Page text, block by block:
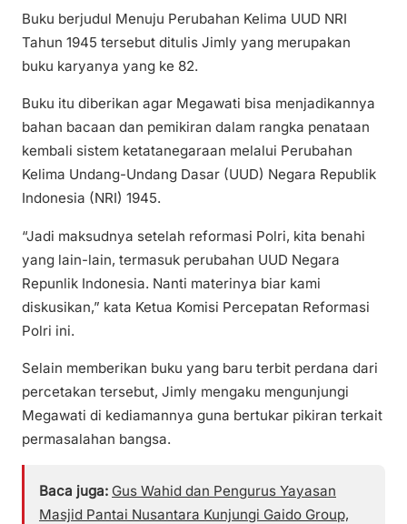
Buku berjudul Menuju Perubahan Kelima UUD NRI
Tahun 1945 tersebut ditulis Jimly yang merupakan
buku karyanya yang ke 82.
Buku itu diberikan agar Megawati bisa menjadikannya
bahan bacaan dan pemikiran dalam rangka penataan
kembali sistem ketatanegaraan melalui Perubahan
Kelima Undang-Undang Dasar (UUD) Negara Republik
Indonesia (NRI) 1945.
“Jadi maksudnya setelah reformasi Polri, kita benahi
yang lain-lain, termasuk perubahan UUD Negara
Repunlik Indonesia. Nanti materinya biar kami
diskusikan,” kata Ketua Komisi Percepatan Reformasi
Polri ini.
Selain memberikan buku yang baru terbit perdana dari
percetakan tersebut, Jimly mengaku mengunjungi
Megawati di kediamannya guna bertukar pikiran terkait
permasalahan bangsa.
Baca juga: Gus Wahid dan Pengurus Yayasan
Masjid Pantai Nusantara Kunjungi Gaido Group,